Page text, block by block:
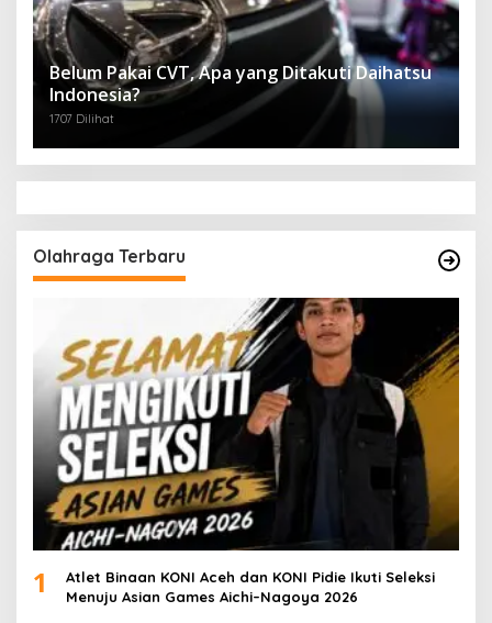
Belum Pakai CVT, Apa yang Ditakuti Daihatsu
Indonesia?
1707 Dilihat
Olahraga Terbaru
1
Atlet Binaan KONI Aceh dan KONI Pidie Ikuti Seleksi
Menuju Asian Games Aichi–Nagoya 2026